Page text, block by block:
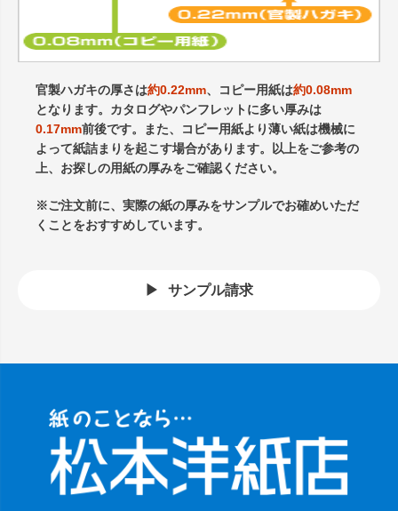
官製ハガキの厚さは約0.22mm、コピー用紙は約0.08mm
となります。カタログやパンフレットに多い厚みは
0.17mm前後です。また、コピー用紙より薄い紙は機械に
よって紙詰まりを起こす場合があります。以上をご参考の
上、お探しの用紙の厚みをご確認ください。
※ご注文前に、実際の紙の厚みをサンプルでお確めいただ
くことをおすすめしています。
サンプル請求